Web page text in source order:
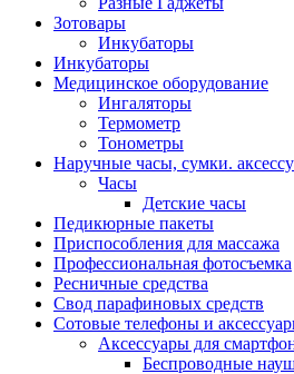
Зотовары
Инкубаторы
Инкубаторы
Медицинское оборудование
Ингаляторы
Термометр
Тонометры
Наручные часы, сумки.
Часы
Детские часы
Педикюрные пакеты
Приспособления для массажа
Профессиональная фотосъемка
Ресничные средства
Свод парафиновых средств
Сотовые телефоны и
Аксессуары для
Беспроводные